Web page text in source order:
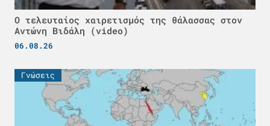
Ο τελευταίος χαιρετισμός της θάλασσας στον
Αντώνη Βιδάλη (video)
06.08.26
Γνώσεις